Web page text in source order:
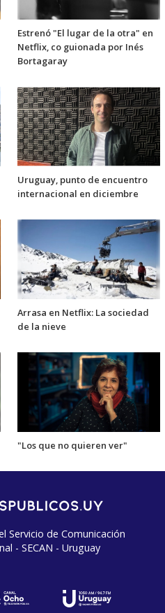
Estrenó "El lugar de la otra" en
Netflix, co guionada por Inés
Bortagaray
Uruguay, punto de encuentro
internacional en diciembre
Arrasa en Netflix: La sociedad
de la nieve
"Los que no quieren ver"
Servicio de Comunicación
- SECAN - Uruguay